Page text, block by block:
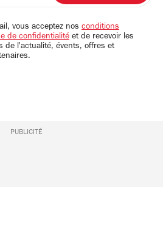
vous acceptez nos conditions
de confidentialité et de recevoir les
de l'actualité, évents, offres et
PUBLICITÉ